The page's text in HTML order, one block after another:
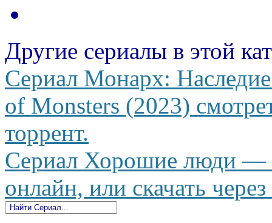
Другие сериалы в этой
Сериал Монарх:
of Monsters (2023)
торрент.
Сериал Хорошие люди —
онлайн, или скачать